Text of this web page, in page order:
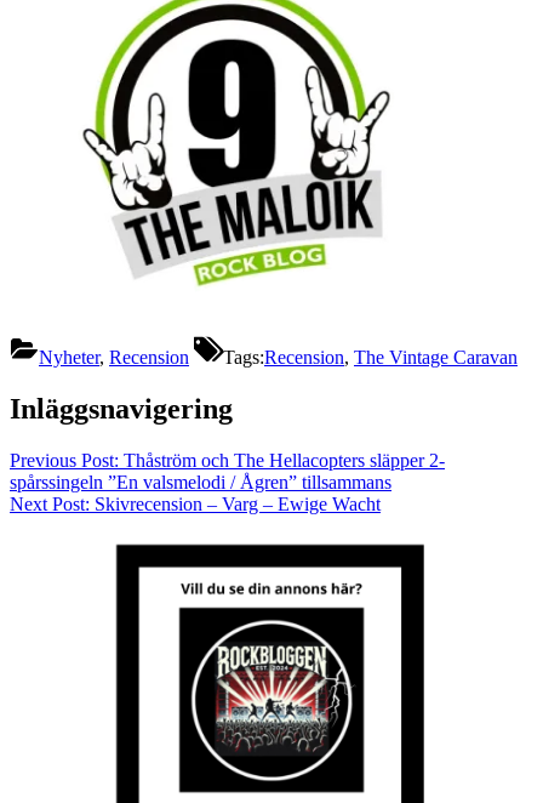
Nyheter, Recension Tags:Recension, The Vintage Caravan
Inläggsnavigering
Previous Post: Thåström och The Hellacopters släpper 2-
spårssingeln ”En valsmelodi / Ågren” tillsammans
Next Post: Skivrecension – Varg – Ewige Wacht